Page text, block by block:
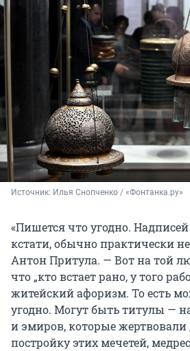
Источник: Илья Снопченко / «Фонтанка.ру»
«Пишется что угодно. Надписей
кстати, обычно практически
Антон Притула. — Вот на той
что „кто встает рано, у того
житейский афоризм. То есть
угодно. Могут быть титулы —
и эмиров, которые жертвовали
постройку этих мечетей,